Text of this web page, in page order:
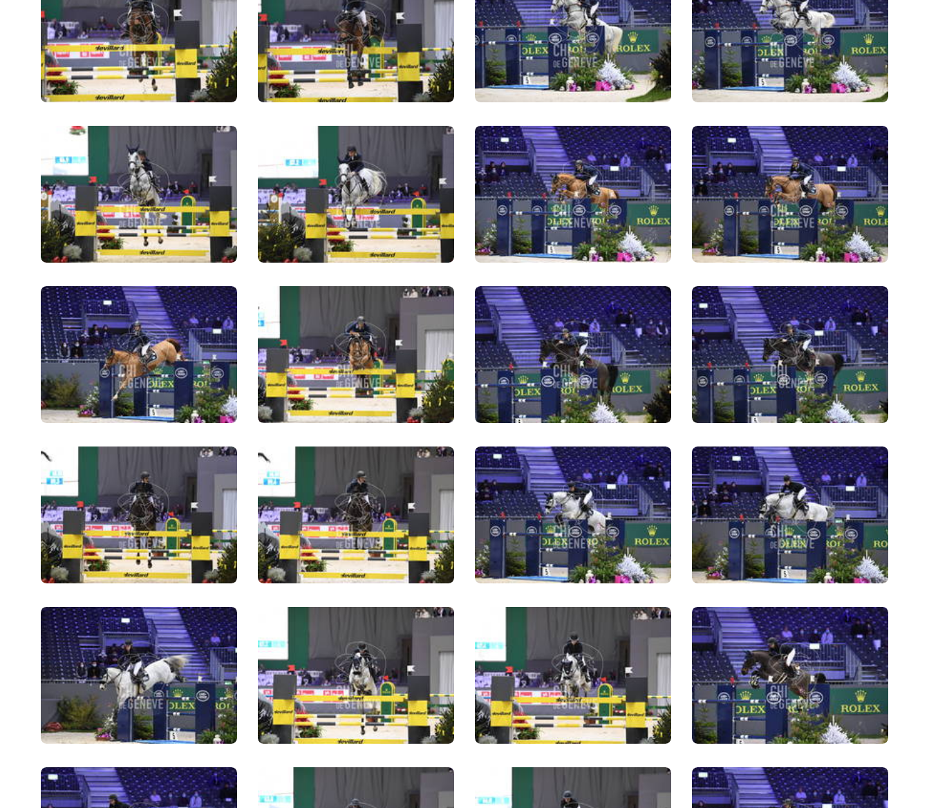
BILLETTERIE
BÉNÉVOLES
MÉDIAS
LE CHIG
QUI SOMMES-NOUS
QUI SOMMES-NOUS
VISITE VIRTUELLE
HISTORIQUE
PALMARÈS
ABC DU CHIG
ABC DU CHIG
SPONSORS
ROLEX GRAND SLAM
MULTIMÉDIA
FILM DU 60E
REPLAY DES ÉPREUVES
PHOTOS
PHOTOS
PODCAST
DÉPARTS & RÉSULTATS
© 2026 CHI de Genève. Tous droits réservés